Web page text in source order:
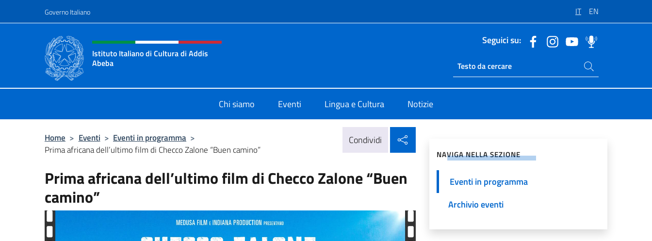
Governo Italiano IT EN
Intestazione sito, social e menù
Istituto Italiano di Cultura di Addis
Abeba
Seguici su:
Ricerca sito live
Cerca nel sito
Chi siamo Eventi Lingua e Cultura Notizie
Home > Eventi > Eventi in programma >
Prima africana dell’ultimo film di Checco Zalone “Buen camino”
Condividi
Prima africana dell’ultimo film di Checco Zalone “Buen
camino”
NAVIGA NELLA SEZIONE
Eventi in programma
Archivio eventi